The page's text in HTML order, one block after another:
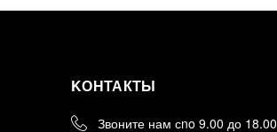
KОНТАКТЫ
Звоните нам сno 9.00 до 18.00